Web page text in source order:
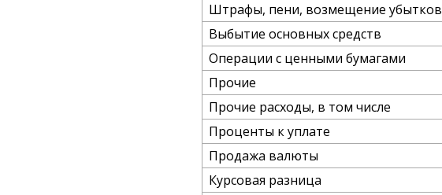
Штрафы, пени, возмещение убытков
Выбытие основных средств
Операции с ценными бумагами
Прочие
Прочие расходы, в том числе
Проценты к уплате
Продажа валюты
Курсовая разница